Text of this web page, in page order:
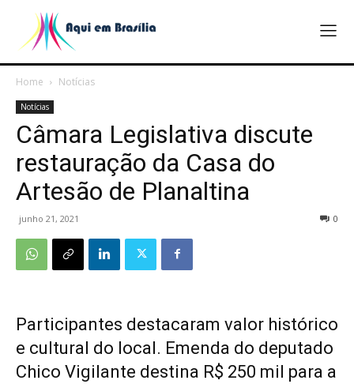
Home Notícias
Notícias
Câmara Legislativa discute
restauração da Casa do
Artesão de Planaltina
junho 21, 2021 0
Participantes destacaram valor histórico
e cultural do local. Emenda do deputado
Chico Vigilante destina R$ 250 mil para a